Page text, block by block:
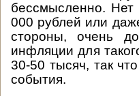
бессмысленно.
000 рублей или
стороны, очень
инфляции для
30-50 тысяч, так
события.